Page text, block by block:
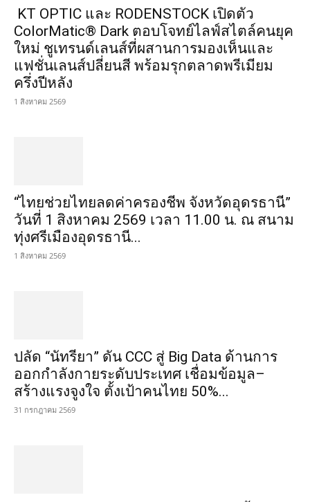
KT OPTIC และ RODENSTOCK เปิดตัว
ColorMatic® Dark ตอบโจทย์ไลฟ์สไตล์คนยุค
ใหม่ ชูเทรนด์เลนส์ที่ผสานการมองเห็นและ
แฟชั่นเลนส์ปลี่ยนสี พร้อมรุกตลาดพรีเมียม
ครึ่งปีหลัง
1 สิงหาคม 2569
“ไทยช่วยไทยลดค่าครองชีพ จังหวัดอุดรธานี”
วันที่ 1 สิงหาคม 2569 เวลา 11.00 น. ณ สนาม
ทุ่งศรีเมืองอุดรธานี...
1 สิงหาคม 2569
ปลัด “นัทรียา” ดัน CCC สู่ Big Data ด้านการ
ออกกำลังกายระดับประเทศ เชื่อมข้อมูล–
สร้างแรงจูงใจ ตั้งเป้าคนไทย 50%...
31 กรกฎาคม 2569